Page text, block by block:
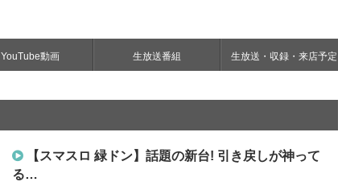
YouTube動画 生放送番組 生放送・収録・来店予定
【スマスロ 緑ドン】話題の新台! 引き戻しが神って
る…